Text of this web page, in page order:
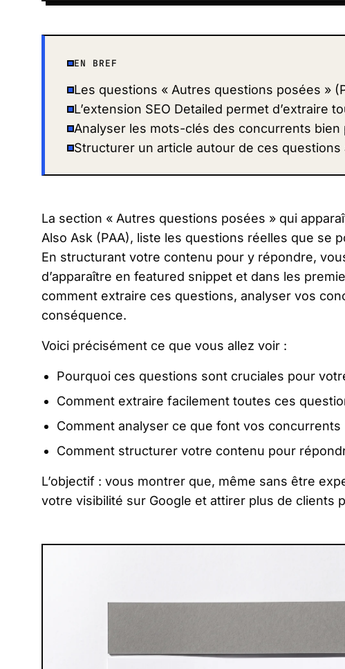
EN BREF
Les questions « Autres questions posées »
L’extension SEO Detailed permet
Analyser les mots-clés des concurrents
Structurer un article autour de ces
La section « Autres questions posées » qui
Also Ask (PAA), liste les questions réelles que se
En structurant votre contenu pour y répondre,
d’apparaître en featured snippet et dans les
comment extraire ces questions, analyser vos
conséquence.
Voici précisément ce que vous allez voir :
Pourquoi ces questions sont cruciales pour
Comment extraire facilement toutes ces
Comment analyser ce que font vos
Comment structurer votre contenu pour
L’objectif : vous montrer que, même sans être
votre visibilité sur Google et attirer plus de clients